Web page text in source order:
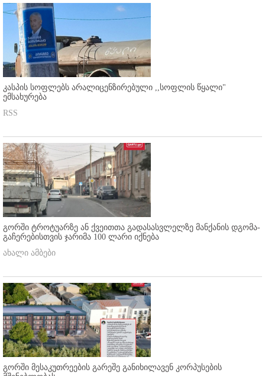
კასპის სოფლებს არალიცენზირებული ,,სოფლის წყალი"
ემსახურება
RSS
გორში ტროტუარზე ან ქვეითთა გადასასვლელზე მანქანის დგომა-
გაჩერებისთვის ჯარიმა 100 ლარი იქნება
ახალი ამბები
გორში მესაკუთრეების გარეშე განიხილავენ კორპუსების